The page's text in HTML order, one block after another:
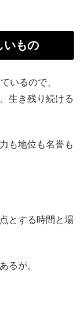
いもの
いるので、
生き残り続ける
も地位も名誉も
とする時間と場
るが。